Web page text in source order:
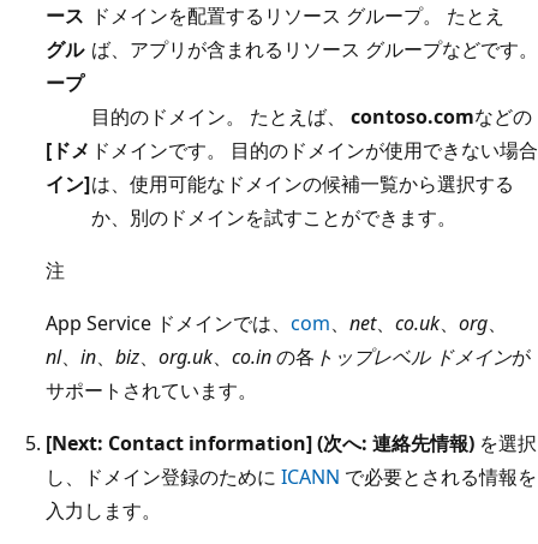
ース
グル
ープ
ドメインを配置するリソース グループ。 たとえ
ば、アプリが含まれるリソース グループなどです。
[ドメ
イン]
目的のドメイン。 たとえば、 contoso.comなどの
ドメインです。 目的のドメインが使用できない場合
は、使用可能なドメインの候補一覧から選択する
か、別のドメインを試すことができます。
注
App Service ドメインでは、 com、 net、 co.uk、 org、
nl、 in、 biz、 org.uk、 co.inの各 トップレベル ドメインが
サポートされています。
[Next: Contact information] (次へ: 連絡先情報) を選択
し、ドメイン登録のために ICANN で必要とされる情報を
入力します。